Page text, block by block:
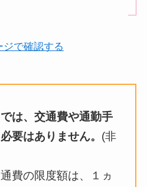
ジで確認する
は、交通費や通勤手
要はありません。 (非
費の限度額は、１ヵ